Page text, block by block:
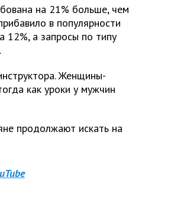
на 21% больше, чем
в популярности
12%, а запросы по типу
Женщины-
как уроки у мужчин
продолжают искать на